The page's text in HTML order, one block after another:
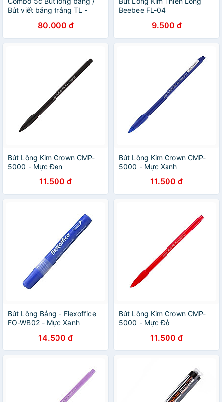
Bút viết bảng trắng TL -
80.000 đ
Beebee FL-04
9.500 đ
Bút Lông Kim Crown CMP-
5000 - Mực Đen
11.500 đ
Bút Lông Kim Crown CMP-
5000 - Mực Xanh
11.500 đ
Bút Lông Bảng - Flexoffice
FO-WB02 - Mực Xanh
14.500 đ
Bút Lông Kim Crown CMP-
5000 - Mực Đỏ
11.500 đ